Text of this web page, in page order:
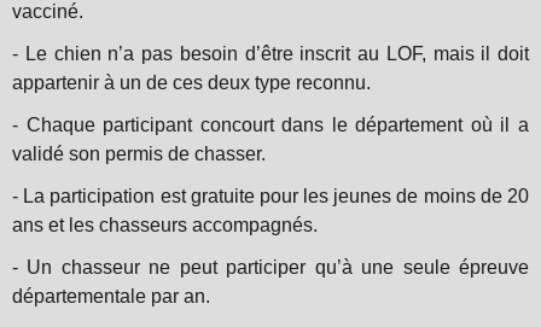
vacciné.
- Le chien n’a pas besoin d’être inscrit au LOF, mais il doit
appartenir à un de ces deux type reconnu.
- Chaque participant concourt dans le département où il a
validé son permis de chasser.
- La participation est gratuite pour les jeunes de moins de 20
ans et les chasseurs accompagnés.
- Un chasseur ne peut participer qu’à une seule épreuve
départementale par an.